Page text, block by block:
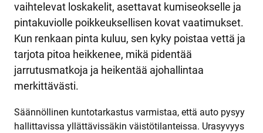
vaihtelevat loskakelit, asettavat kumiseokselle ja
pintakuviolle poikkeuksellisen kovat vaatimukset.
Kun renkaan pinta kuluu, sen kyky poistaa vettä ja
tarjota pitoa heikkenee, mikä pidentää
jarrutusmatkoja ja heikentää ajohallintaa
merkittävästi.
Säännöllinen kuntotarkastus varmistaa, että auto pysyy
hallittavissa yllättävissäkin väistötilanteissa. Urasyvyys